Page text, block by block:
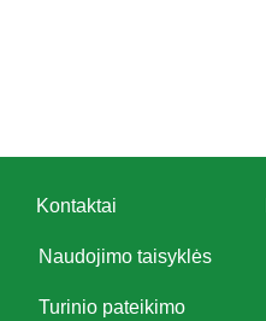
Kontaktai
Naudojimo taisyklės
Turinio pateikimo